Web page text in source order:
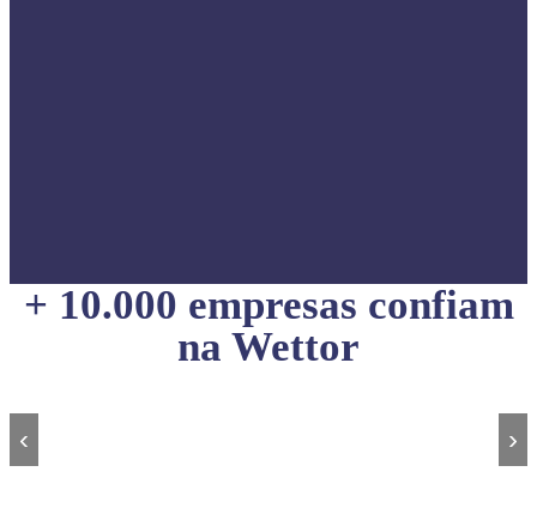
+ 10.000 empresas confiam
na Wettor
‹ ›